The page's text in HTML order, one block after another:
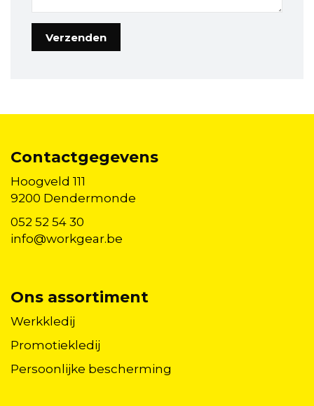
Contactgegevens
Hoogveld 111
9200 Dendermonde
052 52 54 30
info@workgear.be
Ons assortiment
Werkkledij
Promotiekledij
Persoonlijke bescherming